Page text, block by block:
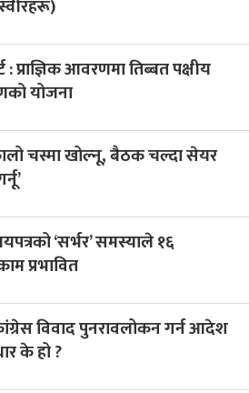
: प्राज्ञिक आवरणमा तिब्बत पक्षीय
योजना
चस्मा खोल्नू, बैठक चल्दा सेयर
‘सर्भर’ समस्याले १६
प्रभावित
विवाद पुनरावलोकन गर्न आदेश
के हो ?